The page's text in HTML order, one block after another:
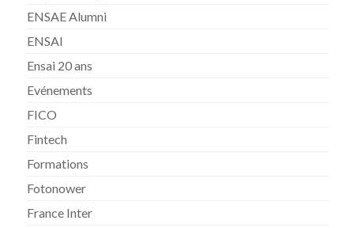
ENSAE Alumni
ENSAI
Ensai 20 ans
Evénements
FICO
Fintech
Formations
Fotonower
France Inter